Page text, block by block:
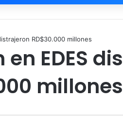
RD$30.000 millones
en EDES
millones